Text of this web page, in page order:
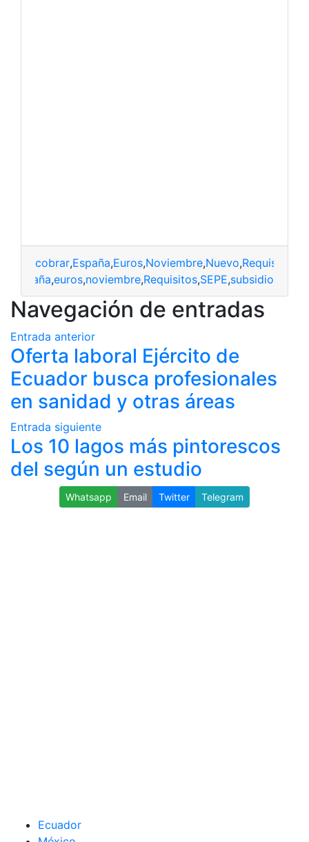
cobrar,España,Euros,Noviembre,Nuevo,Requisitos
españa,euros,noviembre,Requisitos,SEPE,subsidio
Navegación de entradas
Entrada anterior
Oferta laboral Ejército de
Ecuador busca profesionales
en sanidad y otras áreas
Entrada siguiente
Los 10 lagos más pintorescos
del según un estudio
Whatsapp Email Twitter Telegram
Ecuador